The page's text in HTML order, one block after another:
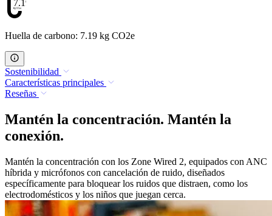
7.19
Huella de carbono: 7.19 kg CO2e
Sostenibilidad
Características principales
Reseñas
Mantén la concentración. Mantén la
conexión.
Mantén la concentración con los Zone Wired 2, equipados con ANC
híbrida y micrófonos con cancelación de ruido, diseñados
específicamente para bloquear los ruidos que distraen, como los
electrodomésticos y los niños que juegan cerca.